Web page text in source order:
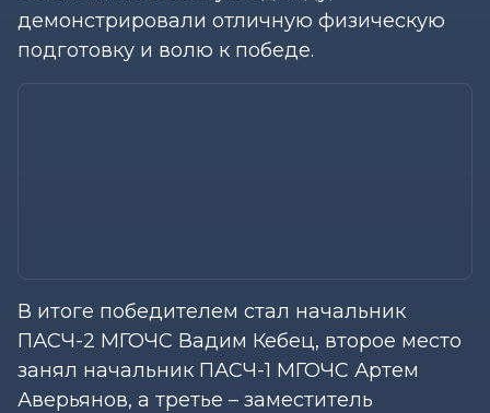
демонстрировали отличную физическую
подготовку и волю к победе.
В итоге победителем стал начальник
ПАСЧ-2 МГОЧС Вадим Кебец, второе место
занял начальник ПАСЧ-1 МГОЧС Артем
Аверьянов, а третье – заместитель